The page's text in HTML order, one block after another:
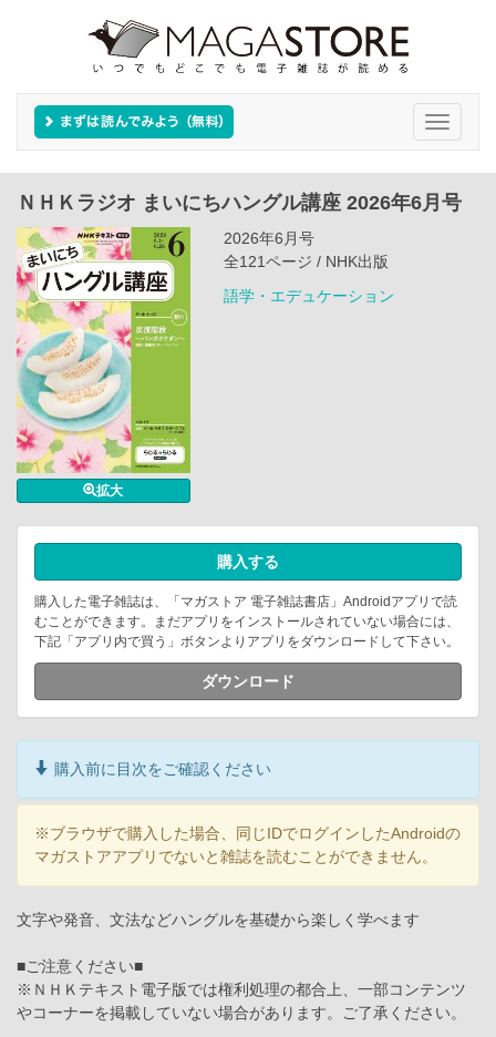
Toggle
ＮＨＫラジオ まいにちハングル講座 2026年6月号
拡大
2026年6月号
全121ページ / NHK出版
語学・エデュケーション
購入する
購入した電子雑誌は、「マガストア 電子雑誌書店」Androidアプリで読
むことができます。まだアプリをインストールされていない場合には、
下記「アプリ内で買う」ボタンよりアプリをダウンロードして下さい。
ダウンロード
購入前に目次をご確認ください
※ブラウザで購入した場合、同じIDでログインしたAndroidの
マガストアアプリでないと雑誌を読むことができません。
文字や発音、文法などハングルを基礎から楽しく学べます
■ご注意ください■
※ＮＨＫテキスト電子版では権利処理の都合上、一部コンテンツ
やコーナーを掲載していない場合があります。ご了承ください。